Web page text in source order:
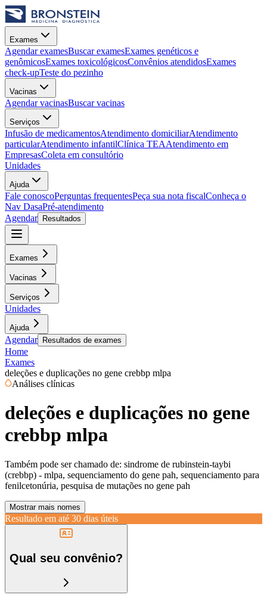
Exames
Agendar examesBuscar examesExames genéticos e
genômicosExames toxicológicosConvênios atendidosExames
check-upTeste do pezinho
Vacinas
Agendar vacinasBuscar vacinas
Serviços
Infusão de medicamentosAtendimento domiciliarAtendimento
particularAtendimento infantilClínica TEAAtendimento em
EmpresasColeta em consultório
Unidades
Ajuda
Fale conoscoPerguntas frequentesPeça sua nota fiscalConheça o
Nav DasaPré-atendimento
Agendar
Resultados
Exames
Vacinas
Serviços
Unidades
Ajuda
Agendar Resultados de exames
Home
Exames
deleções e duplicações no gene crebbp mlpa
Análises clínicas
deleções e duplicações no gene
crebbp mlpa
Também pode ser chamado de: sindrome de rubinstein-taybi
(crebbp) - mlpa, sequenciamento do gene pah, sequenciamento para
fenilcetonúria, pesquisa de mutações no gene pah
Mostrar mais nomes
Resultado em até 30 dias úteis
Qual seu convênio?